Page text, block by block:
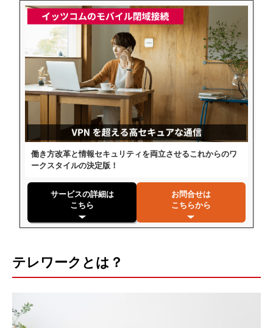
働き方改革と情報セキュリティを両立させるこれからのワ
ークスタイルの決定版！
サービスの詳細は
こちら
お問合せは
こちらから
テレワークとは？